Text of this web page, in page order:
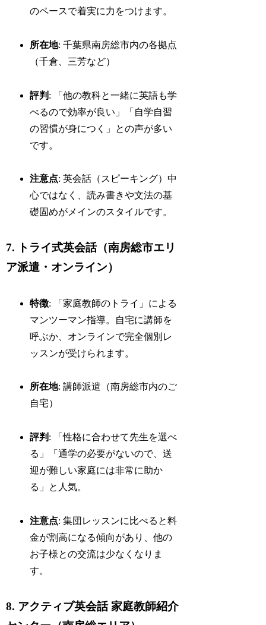
のペースで着実に力をつけます。
所在地: 千葉県南房総市内の各拠点
（千倉、三芳など）
評判 : 「他の教科と一緒に英語も学
べるので効率が良い」「自学自習
の習慣が身につく」との声が多い
です。
注意点: 英会話（スピーキング）中
心ではなく、読み書きや文法の基
礎固めがメインのスタイルです。
7. トライ式英会話（南房総市エリ
ア派遣・オンライン）
特徴: 「家庭教師のトライ」による
マンツーマン指導。自宅に講師を
呼ぶか、オンラインで完全個別レ
ッスンが受けられます。
所在地: 講師派遣（南房総市内のご
自宅）
評判 : 「性格に合わせて先生を選べ
る」「通学の必要がないので、送
迎が難しい家庭には非常に助か
る」と人気。
注意点: 集団レッスンに比べると料
金が割高になる傾向があり、他の
お子様との交流は少なくなりま
す。
8. アクティブ英会話 家庭教師紹介